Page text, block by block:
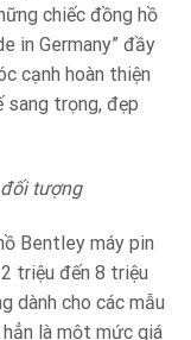
chiếc đồng hồ
in Germany” đầy
cạnh hoàn thiện
sang trọng, đẹp
tượng
Bentley máy pin
triệu đến 8 triệu
dành cho các mẫu
là một mức giá